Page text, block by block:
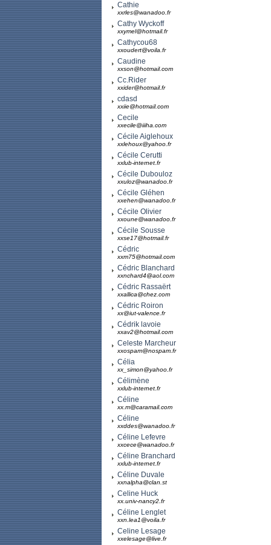
Cathie
xxrles@wanadoo.fr
Cathy Wyckoff
xxymel@hotmail.fr
Cathycou68
xxoudert@voila.fr
Caudine
xxson@hotmail.com
Cc.Rider
xxider@hotmail.fr
cdasd
xxiie@hotmail.com
Cecile
xxecile@iiiha.com
Cécile Aiglehoux
xxlehoux@yahoo.fr
Cécile Cerutti
xxlub-internet.fr
Cécile Dubouloz
xxuloz@wanadoo.fr
Cécile Gléhen
xxehen@wanadoo.fr
Cécile Olivier
xxoune@wanadoo.fr
Cécile Sousse
xxse17@hotmail.fr
Cédric
xxm75@hotmail.com
Cédric Blanchard
xxnchard4@aol.com
Cédric Rassaërt
xxallica@chez.com
Cédric Roiron
xx@iut-valence.fr
Cédrik lavoie
xxav2@hotmail.com
Celeste Marcheur
xxospam@nospam.fr
Célia
xx_simon@yahoo.fr
Célimène
xxlub-internet.fr
Céline
xx.m@caramail.com
Céline
xxddes@wanadoo.fr
Céline Lefevre
xxcece@wanadoo.fr
Céline Branchard
xxlub-internet.fr
Céline Duvale
xxnalpha@clan.st
Celine Huck
xx.univ-nancy2.fr
Céline Lenglet
xxn.lea1@voila.fr
Celine Lesage
xxelesage@live.fr